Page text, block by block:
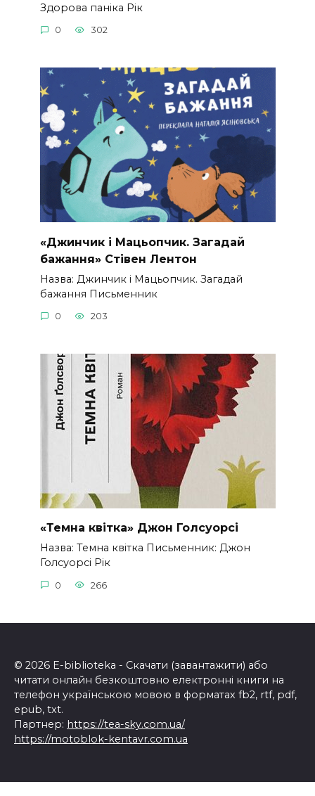
Здорова паніка Рік
0 302
«Джинчик і Мацьопчик. Загадай
бажання» Стівен Лентон
Назва: Джинчик і Мацьопчик. Загадай
бажання Письменник
0 203
«Темна квітка» Джон Голсуорсі
Назва: Темна квітка Письменник: Джон
Голсуорсі Рік
0 266
© 2026 E-biblioteka - Скачати (завантажити) або
читати онлайн безкоштовно електронні книги на
телефон українською мовою в форматах fb2, rtf, pdf,
epub, txt.
Партнер: https://tea-sky.com.ua/
https://motoblok-kentavr.com.ua